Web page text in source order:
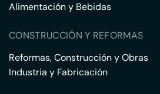
Alimentación y Bebidas
CONSTRUCCIÓN Y REFORMAS
Reformas, Construcción y Obras
Industria y Fabricación